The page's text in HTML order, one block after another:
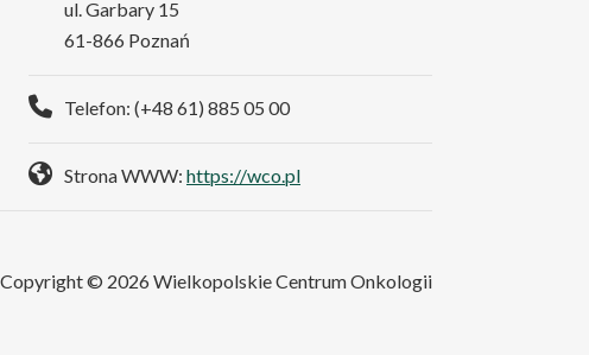
ul. Garbary 15
61-866 Poznań
Telefon: (+48 61) 885 05 00
Strona WWW: https://wco.pl
Copyright © 2026 Wielkopolskie Centrum Onkologii